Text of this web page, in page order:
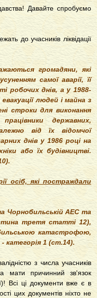
Давайте спробуємо
до учасників ліквідації
громадяни, які
самої аварії, її
робочих днів, а у 1988-
людей і майна з
строки для виконання
державних,
від їх відомчої
днів у 1986 році на
або їх будівництві.
осіб, які постраждали
на Чорнобильській АЕС та
третя статті 12),
катастрофою,
категорія 1 (ст.14).
з числа учасників
мати причинний зв'язок
Всі ці документи вже є в
цих документів ніхто не